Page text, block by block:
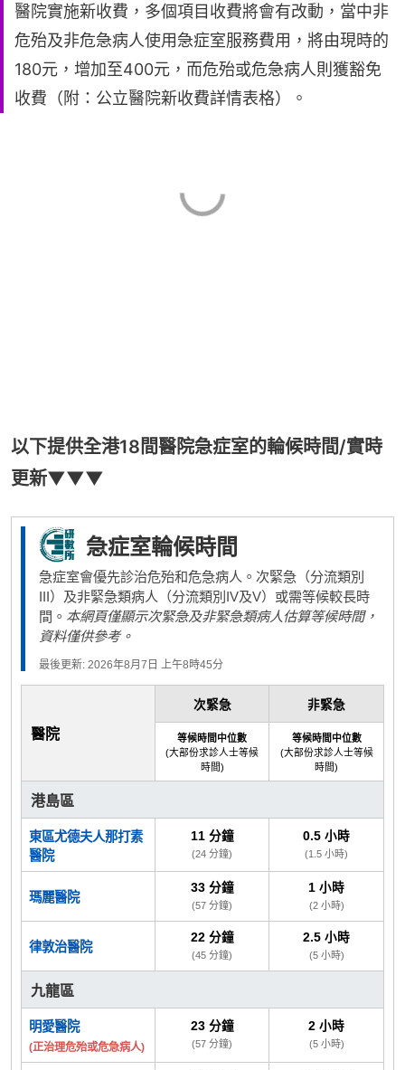
醫院實施新收費，多個項目收費將會有改動，當中非
危殆及非危急病人使用急症室服務費用，將由現時的
180元，增加至400元，而危殆或危急病人則獲豁免
收費（附：公立醫院新收費詳情表格）。
以下提供全港18間醫院急症室的輪候時間/實時
更新▼▼▼